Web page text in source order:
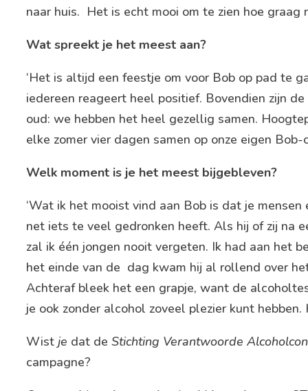
naar huis. Het is echt mooi om te zien hoe graag
Wat spreekt je het meest aan?
‘Het is altijd een feestje om voor Bob op pad te
iedereen reageert heel positief. Bovendien zijn
oud: we hebben het heel gezellig samen.
elke zomer vier dagen samen op onze eigen
Welk moment is je het meest bijgebleven?
‘Wat ik het mooist vind aan Bob is dat je
net iets te veel gedronken heeft. Als hij of zij na
zal ik één jongen nooit vergeten. Ik had aan het
het einde van de dag kwam hij al rollend over
Achteraf bleek het een grapje, want de
je ook zonder alcohol zoveel plezier kunt
Wist je dat de Stichting Verantwoorde
campagne?